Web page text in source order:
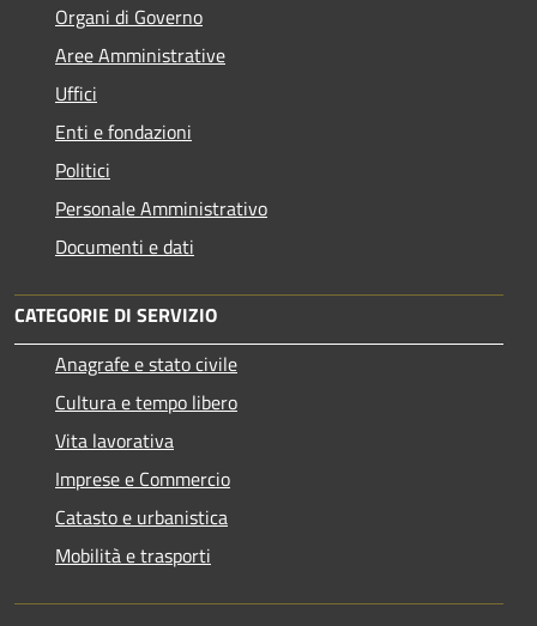
Organi di Governo
Aree Amministrative
Uffici
Enti e fondazioni
Politici
Personale Amministrativo
Documenti e dati
CATEGORIE DI SERVIZIO
Anagrafe e stato civile
Cultura e tempo libero
Vita lavorativa
Imprese e Commercio
Catasto e urbanistica
Mobilità e trasporti